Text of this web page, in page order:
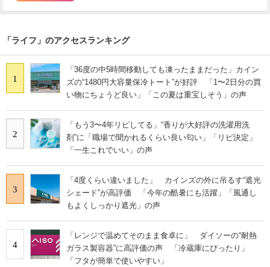
「ライフ」のアクセスランキング
1
「36度の中5時間移動しても凍ったままだった」カイン
ズの“1480円大容量保冷トート”が好評 「1〜2日分の買
い物にちょうど良い」「この夏は重宝しそう」の声
2
「もう3〜4年リピしてる」“香りが大好評の洗濯用洗
剤”に「職場で聞かれるくらい良い匂い」「リピ決定」
「一生これでいい」の声
3
「4度くらい違いました」 カインズの外に吊るす“遮光
シェード”が高評価 「今年の酷暑にも活躍」「風通し
もよくしっかり遮光」の声
4
「レンジで温めてそのまま食卓に」 ダイソーの“耐熱
ガラス製容器”に高評価の声 「冷蔵庫にぴったり」
「フタが簡単で使いやすい」